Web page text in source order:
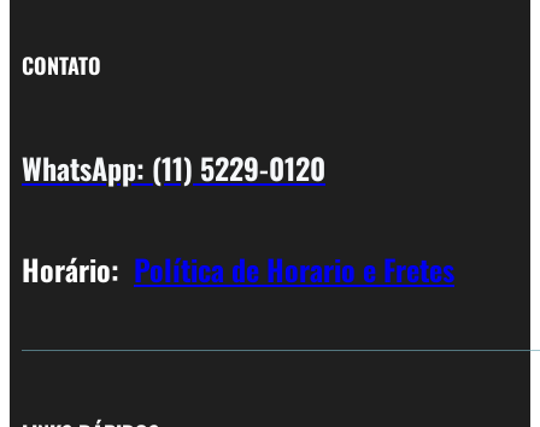
CONTATO
WhatsApp: (11) 5229-0120
Horário: Política de Horario e Fretes